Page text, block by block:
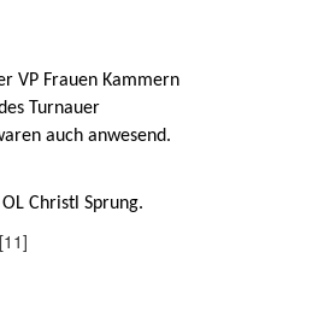
VP Frauen Kammern
Turnauer
auch anwesend.
Christl Sprung.
[11]